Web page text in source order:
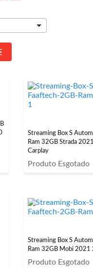
Streaming Box S
Ram 32GB Strada
Carplay
Produto Esgotado
Streaming Box S
Ram 32GB Mobi 2021
Produto Esgotado